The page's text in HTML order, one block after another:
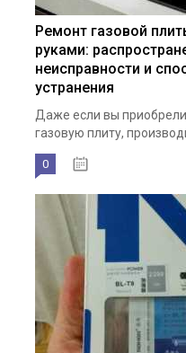
Ремонт газовой
руками:
неисправности и
устранения
Даже если вы
газовую плиту,
0